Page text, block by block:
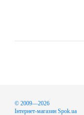
© 2009—2026
Інтернет-магазин Spok.ua